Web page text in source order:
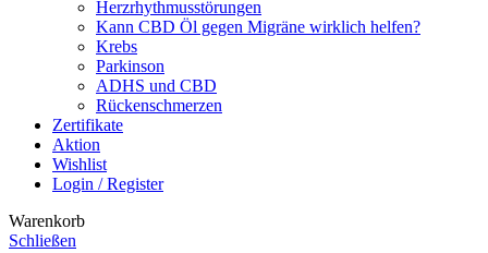
Herzrhythmusstörungen
Kann CBD Öl gegen Migräne wirklich helfen?
Krebs
Parkinson
ADHS und CBD
Rückenschmerzen
Zertifikate
Aktion
Wishlist
Login / Register
Warenkorb
Schließen